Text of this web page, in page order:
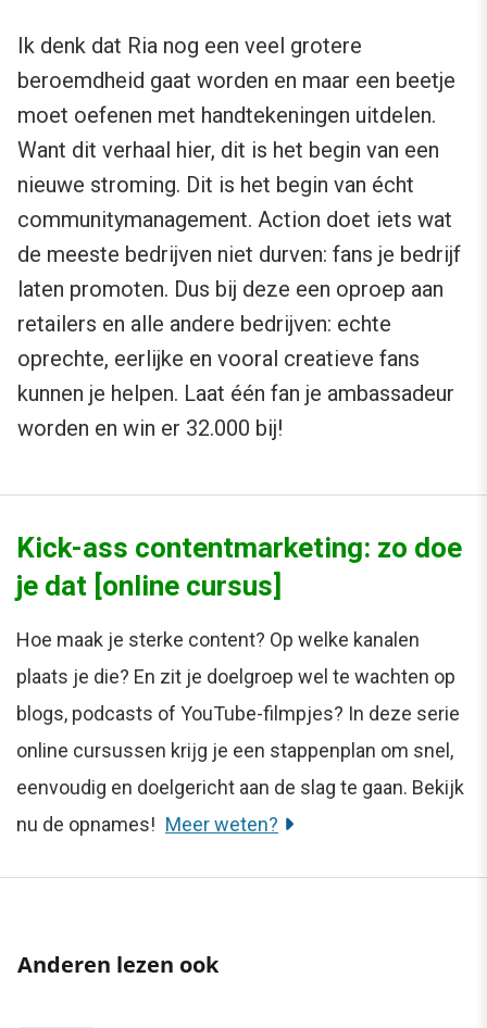
Ik denk dat Ria nog een veel grotere
beroemdheid gaat worden en maar een beetje
moet oefenen met handtekeningen uitdelen.
Want dit verhaal hier, dit is het begin van een
nieuwe stroming. Dit is het begin van écht
communitymanagement. Action doet iets wat
de meeste bedrijven niet durven: fans je bedrijf
laten promoten. Dus bij deze een oproep aan
retailers en alle andere bedrijven: echte
oprechte, eerlijke en vooral creatieve fans
kunnen je helpen. Laat één fan je ambassadeur
worden en win er 32.000 bij!
Kick-ass contentmarketing: zo doe
je dat [online cursus]
Hoe maak je sterke content? Op welke kanalen
plaats je die? En zit je doelgroep wel te wachten op
blogs, podcasts of YouTube-filmpjes? In deze serie
online cursussen krijg je een stappenplan om snel,
eenvoudig en doelgericht aan de slag te gaan. Bekijk
nu de opnames! Meer weten?
Anderen lezen ook